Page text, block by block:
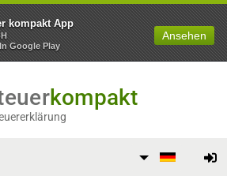
kompakt App
Google Play
Ansehen
kompakt